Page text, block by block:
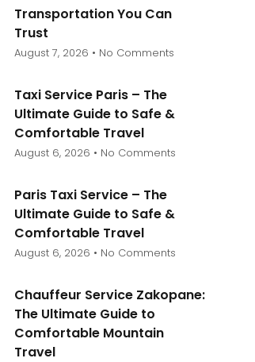
Transportation You Can
Trust
August 7, 2026 No Comments
Taxi Service Paris – The
Ultimate Guide to Safe &
Comfortable Travel
August 6, 2026 No Comments
Paris Taxi Service – The
Ultimate Guide to Safe &
Comfortable Travel
August 6, 2026 No Comments
Chauffeur Service Zakopane:
The Ultimate Guide to
Comfortable Mountain
Travel